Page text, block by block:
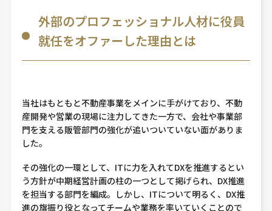
外部のプロフェッショナル人材に役員
就任をオファーした理由とは
当社はもともと不動産事業をメインに手がけており、不動
産開発や営業の現場に注力してきた一方で、会社や事業部
門を支える販管部門の強化が追いついていない面がありま
した。
その強化の一環として、ITに力を入れてDXを推進するとい
う方針が中期経営計画の柱の一つとして掲げられ、DX推進
を担当する部門を編成。しかし、ITについて明るく、DX推
進の旗振り役となってチームや業務を率いていくことので